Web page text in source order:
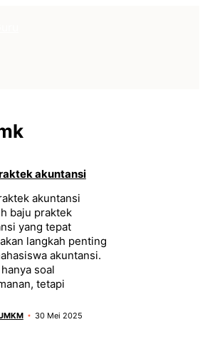
akuntansi
akuntansi
baju praktek
yang tepat
langkah penting
akuntansi.
soal
tetapi
30 Mei 2025